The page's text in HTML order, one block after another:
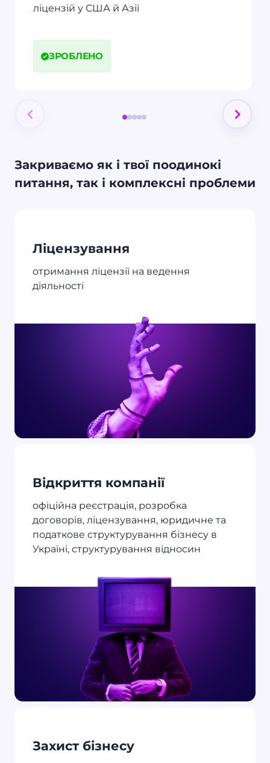
ліцензій у США й Азії
ЗРОБЛЕНО
Закриваємо як і твої поодинокі
питання, так і комплексні проблеми
Ліцензування
отримання ліцензії на ведення
діяльності
Відкриття компанії
офіційна реєстрація, розробка
договорів, ліцензування, юридичне та
податкове структурування бізнесу в
Україні, структурування відносин
Захист бізнесу